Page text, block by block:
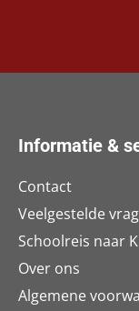
Informatie &
Contact
Veelgestelde
Schoolreis naar
Over ons
Algemene